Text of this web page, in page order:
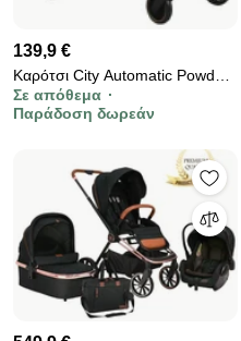
139,9 €
Καρότσι City Automatic Powder
Pink 193-185
Σε απόθεμα
Παράδοση δωρεάν